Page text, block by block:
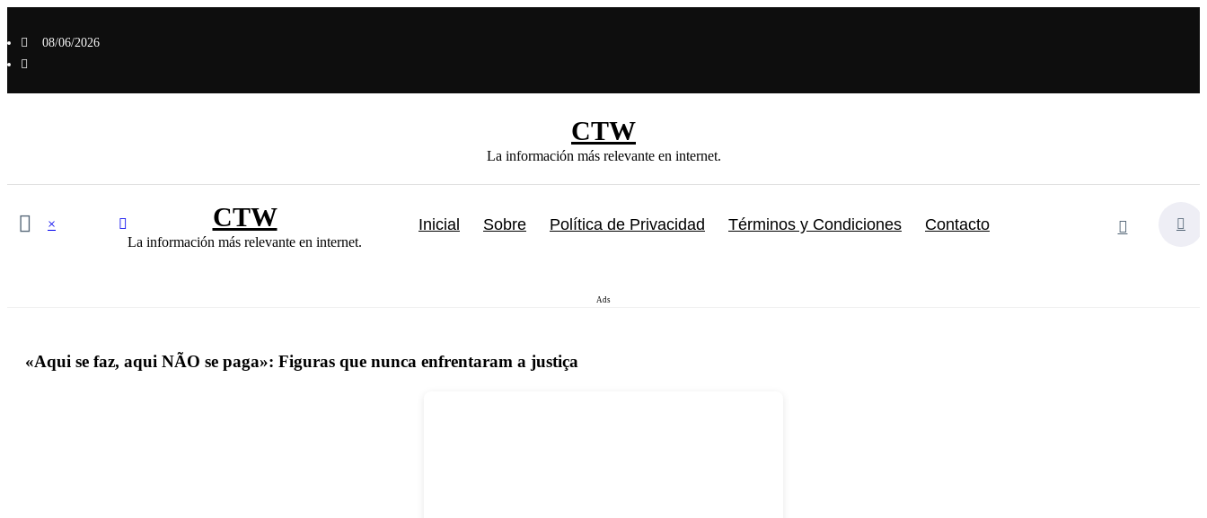
contenido08/06/2026
CTW
La información más relevante en internet.
× CTW
La información más relevante en internet.
Inicial Sobre Política de Privacidad Términos y Condiciones Contacto
Ads
«Aqui se faz, aqui NÃO se paga»: Figuras que nunca enfrentaram a justiça